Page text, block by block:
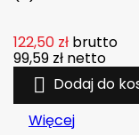
122,50 zł brutto
99,59 zł netto
 Dodaj do
Więcej